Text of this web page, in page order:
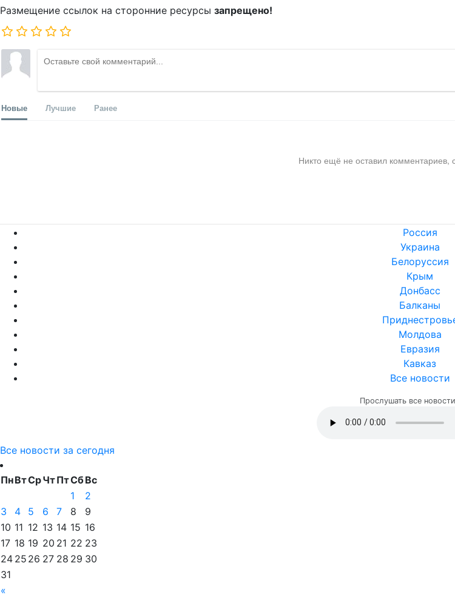
Размещение ссылок на сторонние ресурсы запрещено!
Новые Лучшие Ранее
Никто ещё не оставил комментариев,
Россия
Украина
Белоруссия
Крым
Донбасс
Балканы
Молдова
Евразия
Кавказ
Все новости
Прослушать все новости
Все новости за сегодня
ПнВтСрЧтПтСбВс
«
1
2
3
4 5 6 7 8
9
10 11 12 13 14 15 16
17 18 19 20 21 22 23
24 25 26 27 28 29 30
31